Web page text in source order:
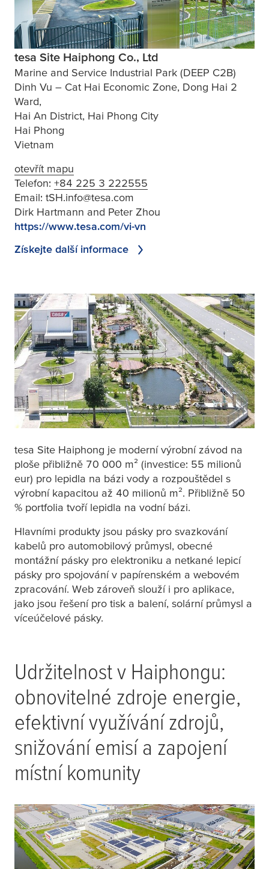
tesa Site Haiphong Co., Ltd
Marine and Service Industrial Park (DEEP C2B)
Dinh Vu – Cat Hai Economic Zone, Dong Hai 2
Ward,
Hai An District, Hai Phong City
Hai Phong
Vietnam
otevřít mapu
Telefon: +84 225 3 222555
Email: tSH.info@tesa.com
Dirk Hartmann and Peter Zhou
https://www.tesa.com/vi-vn
Získejte další informace
tesa Site Haiphong je moderní výrobní závod na
ploše přibližně 70 000 m² (investice: 55 milionů
eur) pro lepidla na bázi vody a rozpouštědel s
výrobní kapacitou až 40 milionů m². Přibližně 50
% portfolia tvoří lepidla na vodní bázi.
Hlavními produkty jsou pásky pro svazkování
kabelů pro automobilový průmysl, obecné
montážní pásky pro elektroniku a netkané lepicí
pásky pro spojování v papírenském a webovém
zpracování. Web zároveň slouží i pro aplikace,
jako jsou řešení pro tisk a balení, solární průmysl a
víceúčelové pásky.
Udržitelnost v Haiphongu:
obnovitelné zdroje energie,
efektivní využívání zdrojů,
snižování emisí a zapojení
místní komunity